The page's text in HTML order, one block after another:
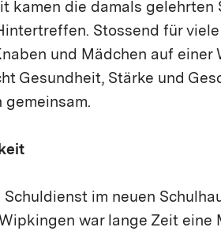
kamen die damals
Stossend für
und Mädchen auf einer
Gesundheit, Stärke und
gemeinsam.
im neuen
war lange Zeit